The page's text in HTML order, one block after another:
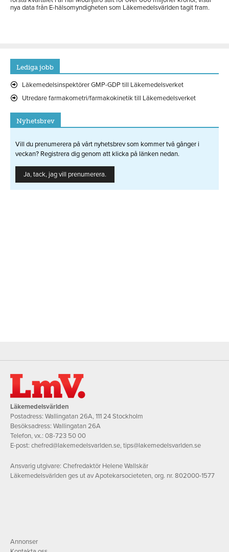
nya data från E-hälsomyndigheten som Läkemedelsvärlden tagit fram.
Lediga jobb
Läkemedelsinspektörer GMP-GDP till Läkemedelsverket
Utredare farmakometri/farmakokinetik till Läkemedelsverket
Nyhetsbrev
Vill du prenumerera på vårt nyhetsbrev som kommer två gånger i
veckan? Registrera dig genom att klicka på länken nedan.
Ja, tack, jag vill prenumerera.
Läkemedelsvärlden
Postadress: Wallingatan 26A, 111 24 Stockholm
Besöksadress: Wallingatan 26A
Telefon, vx.: 08-723 50 00
E-post: chefred@lakemedelsvarlden.se,tips@lakemedelsvarlden.se
Ansvarig utgivare: Chefredaktör Helene Wallskär
Läkemedelsvärlden ges ut av Apotekarsocieteten, org. nr. 802000-1577
Annonser